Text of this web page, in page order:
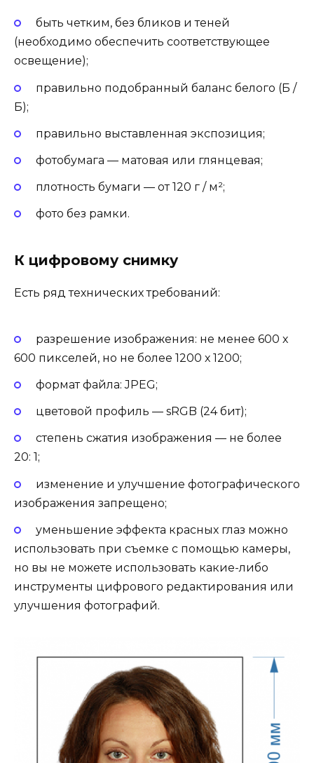
быть четким, без бликов и теней
(необходимо обеспечить соответствующее
освещение);
правильно подобранный баланс белого (Б /
Б);
правильно выставленная экспозиция;
фотобумага — матовая или глянцевая;
плотность бумаги — от 120 г / м²;
фото без рамки.
К цифровому снимку
Есть ряд технических требований:
разрешение изображения: не менее 600 х
600 пикселей, но не более 1200 х 1200;
формат файла: JPEG;
цветовой профиль — sRGB (24 бит);
степень сжатия изображения — не более
20: 1;
изменение и улучшение фотографического
изображения запрещено;
уменьшение эффекта красных глаз можно
использовать при съемке с помощью камеры,
но вы не можете использовать какие-либо
инструменты цифрового редактирования или
улучшения фотографий.